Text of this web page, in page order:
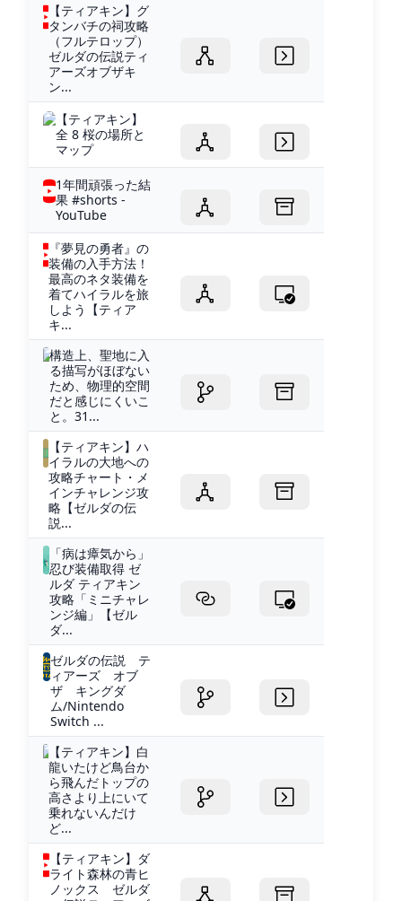
【ティアキン】グ
タンバチの祠攻略
（フルテロップ）
ゼルダの伝説ティ
アーズオブザキ
ン...
【ティアキン】
全 8 桜の場所と
マップ
1年間頑張った結
果 #shorts -
YouTube
『夢見の勇者』の
装備の入手方法！
最高のネタ装備を
着てハイラルを旅
しよう【ティア
キ...
構造上、聖地に入
る描写がほぼない
ため、物理的空間
だと感じにくいこ
と。31...
【ティアキン】ハ
イラルの大地への
攻略チャート・メ
インチャレンジ攻
略【ゼルダの伝
説...
「病は瘴気から」
忍び装備取得 ゼ
ルダ ティアキン
攻略「ミニチャレ
ンジ編」【ゼル
ダ...
ゼルダの伝説 テ
ィアーズ オブ
ザ キングダ
ム/Nintendo
Switch ...
【ティアキン】白
龍いたけど鳥台か
ら飛んだトップの
高さより上にいて
乗れないんだけ
ど...
【ティアキン】ダ
ライト森林の青ヒ
ノックス ゼルダ